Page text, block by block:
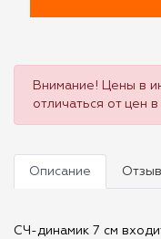
Внимание! Цены в
отличаться от цен
Описание
CЧ-динамик 7 см